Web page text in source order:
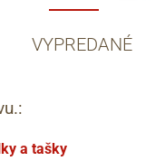
VYPREDANÉ
a tašky